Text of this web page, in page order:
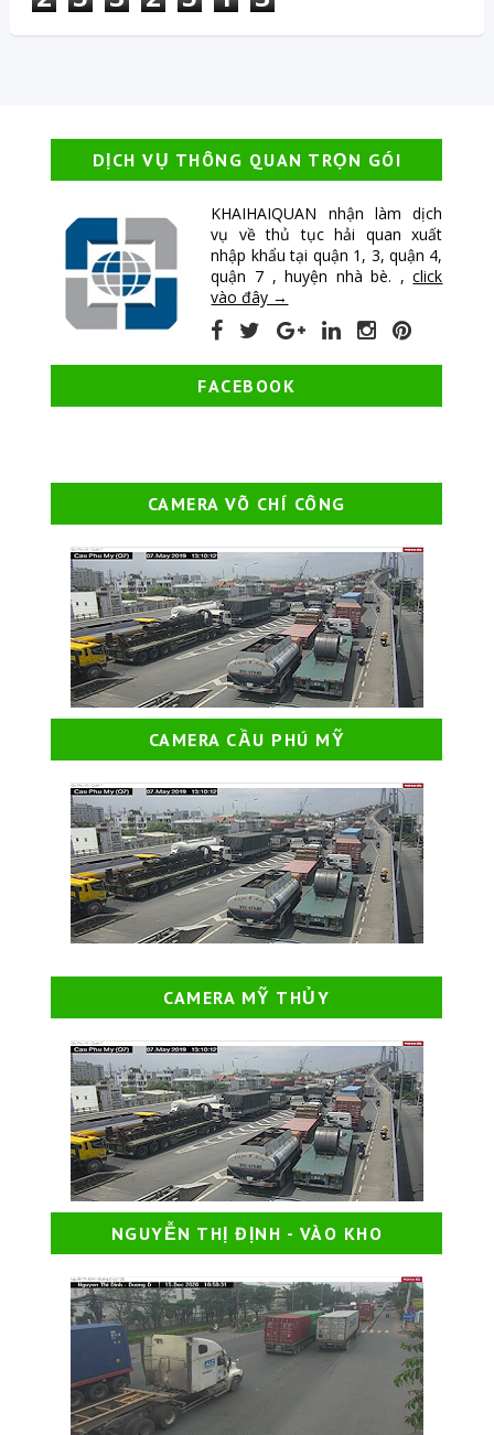
DỊCH VỤ THÔNG QUAN TRỌN GÓI
KHAIHAIQUAN nhận làm dịch
vụ về thủ tục hải quan xuất
nhập khẩu tại quận 1, 3, quận 4,
quận 7 , huyện nhà bè. ,click
vào đây →
FACEBOOK
CAMERA VÕ CHÍ CÔNG
CAMERA CẦU PHÚ MỸ
CAMERA MỸ THỦY
NGUYỄN THỊ ĐỊNH - VÀO KHO